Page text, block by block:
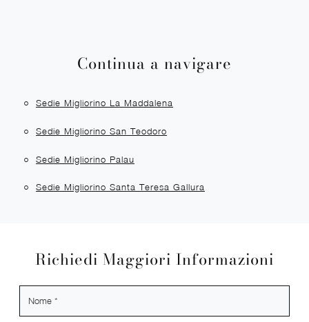
Continua a navigare
Sedie Migliorino La Maddalena
Sedie Migliorino San Teodoro
Sedie Migliorino Palau
Sedie Migliorino Santa Teresa Gallura
Richiedi Maggiori Informazioni